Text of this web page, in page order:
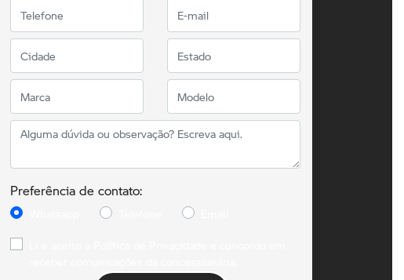
Preferência de contato: